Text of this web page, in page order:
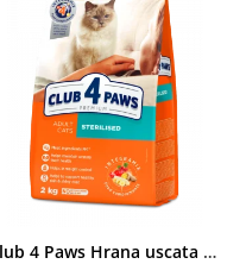
Club 4 Paws Hrana uscata pisici sterilizate, 2kg